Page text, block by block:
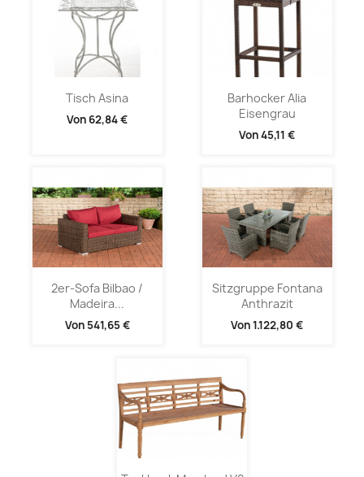
Tisch Asina
Von 62,84 €
Barhocker Alia
Eisengrau
Von45,11 €
2er-Sofa Bilbao /
Madeira...
Von 541,65 €
Sitzgruppe Fontana
Anthrazit
Von1.122,80 €